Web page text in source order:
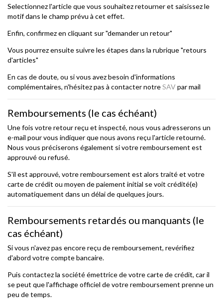
Selectionnez l'article que vous souhaitez retourner et saisissez le
motif dans le champ prévu à cet effet.
Enfin, confirmez en cliquant sur "demander un retour"
Vous pourrez ensuite suivre les étapes dans la rubrique "retours
d'articles"
En cas de doute, ou si vous avez besoin d'informations
complémentaires, n'hésitez pas à contacter notreSAVpar mail
Remboursements (le cas échéant)
Une fois votre retour reçu et inspecté, nous vous adresserons un
e-mail pour vous indiquer que nous avons reçu l'article retourné.
Nous vous préciserons également si votre remboursement est
approuvé ou refusé.
S'il est approuvé, votre remboursement est alors traité et votre
carte de crédit ou moyen de paiement initial se voit crédité(e)
automatiquement dans un délai de quelques jours.
Remboursements retardés ou manquants (le
cas échéant)
Si vous n'avez pas encore reçu de remboursement, revérifiez
d'abord votre compte bancaire.
Puis contactez la société émettrice de votre carte de crédit, car il
se peut que l'affichage officiel de votre remboursement prenne un
peu de temps.